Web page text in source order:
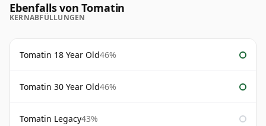
Ebenfalls von Tomatin
KERNABFÜLLUNGEN
Tomatin 18 Year Old46%
Tomatin 30 Year Old46%
Tomatin Legacy43%